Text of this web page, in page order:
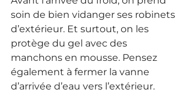
soin de bien vidanger ses robinets
d’extérieur. Et surtout, on les
protège du gel avec des
manchons en mousse. Pensez
également à fermer la vanne
d’arrivée d’eau vers l’extérieur.